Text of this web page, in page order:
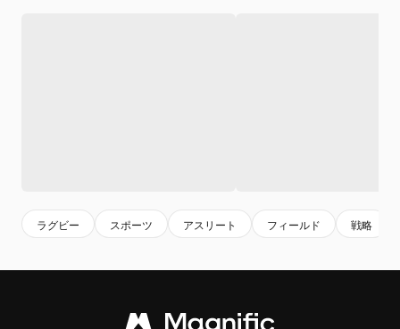
ラグビー スポーツ アスリート フィールド 戦略